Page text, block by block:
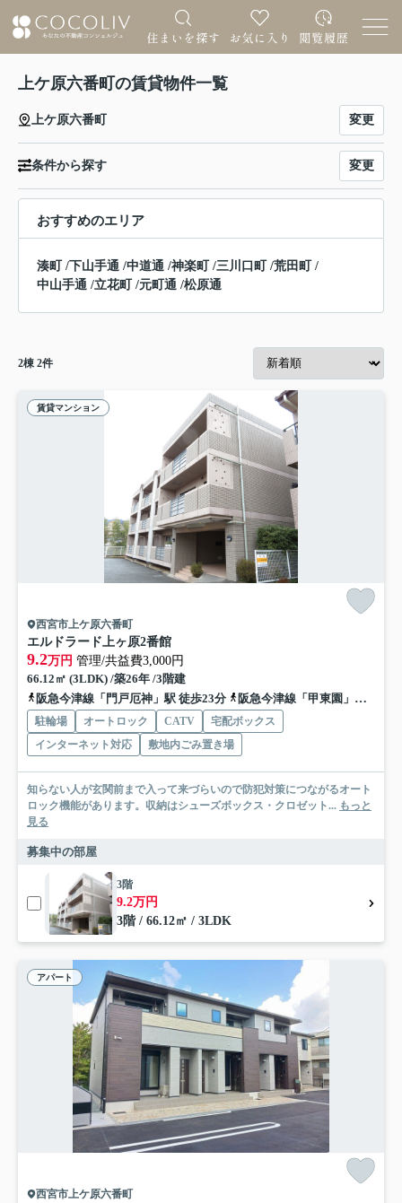
上ケ原六番町の賃貸物件一覧
上ケ原六番町 変更
条件から探す 変更
おすすめのエリア
湊町/下山手通 /中道通 /神楽町/三川口町/荒田町/
中山手通 /立花町/元町通 /松原通
2棟 2件
賃貸マンション
西宮市上ケ原六番町
エルドラード上ヶ原2番館
9.2万円 管理/共益費3,000円
66.12㎡ (3LDK) /築26年 /3階建
阪急今津線「門戸厄神」駅 徒歩23分
阪急今津線「甲東園」駅 徒歩25分
駐輪場 オートロック CATV
宅配ボックス
インターネット対応
敷地内ごみ置き場
知らない人が玄関前まで入って来づらいので防犯対策につながるオート
ロック機能があります。収納はシューズボックス・クロゼット... もっと
見る
募集中の部屋
3階
9.2万円
3階 / 66.12㎡ / 3LDK
アパート
西宮市上ケ原六番町